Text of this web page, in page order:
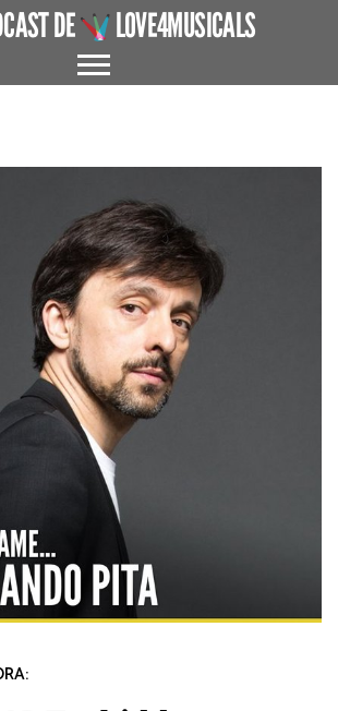
DE LOVE4MUSICALS
CUÉNTAME UN MUSICAL
EL MUSICAL EN ESPAÑA
ENTREVISTAS
GRANDES AUTORES
PROTAGONISTAS
+ CINE X FAVOR
VARIOS